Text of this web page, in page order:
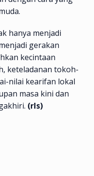
hanya menjadi
gerakan
kecintaan
keteladanan tokoh-
nilai kearifan lokal
masa kini dan
(rls)